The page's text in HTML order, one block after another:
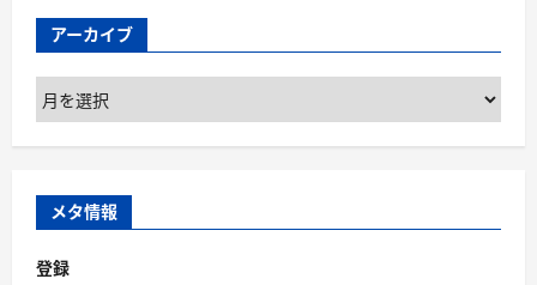
アーカイブ
ア
ー
カ
ブ
メタ情報
登録